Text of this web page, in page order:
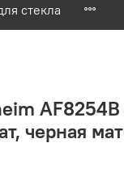
стекла
черная